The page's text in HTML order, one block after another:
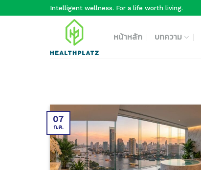
Intelligent wellness. For a life worth living.
หน้าหลัก บทความ
07
ก.ค.